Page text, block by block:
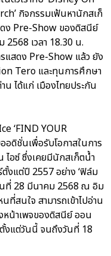
กิจกรรมเฟ้นหานักสเก็
ง Pre-Show ของดิสนีย์
เวลา 18.30 น.
แสดง Pre-Show แล้ว ยัง
Tero และทุนการศึกษา
ได้แก่ เมืองไทยประกัน
‘FIND YOUR
ดิชั่นเพื่อรับโอกาสในการ
ไอซ์ ซึ่งเคยมีนักสเก็ตน้ำ
งแต่ปี 2557 อย่าง ‘ฟิล์ม
นที่ 28 มีนาคม 2568 ณ อิม
ที่สนใจ สามารถเข้าไปอ่าน
หน้าเพจของดิสนีย์ ออน
ตั้งแต่วันนี้ จนถึงวันที่ 18